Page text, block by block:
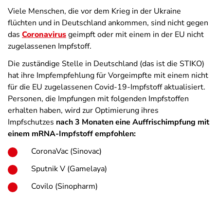
Viele Menschen, die vor dem Krieg in der Ukraine
flüchten und in Deutschland ankommen, sind nicht gegen
das Coronavirusgeimpft oder mit einem in der EU nicht
zugelassenen Impfstoff.
Die zuständige Stelle in Deutschland (das ist die STIKO)
hat ihre Impfempfehlung für Vorgeimpfte mit einem nicht
für die EU zugelassenen Covid-19-Impfstoff aktualisiert.
Personen, die Impfungen mit folgenden Impfstoffen
erhalten haben, wird zur Optimierung ihres
Impfschutzes nach 3 Monaten eine Auffrischimpfung mit
einem mRNA-Impfstoff empfohlen:
CoronaVac (Sinovac)
Sputnik V (Gamelaya)
Covilo (Sinopharm)